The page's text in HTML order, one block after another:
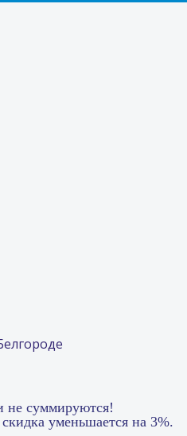
не суммируются!
уменьшается на 3%.